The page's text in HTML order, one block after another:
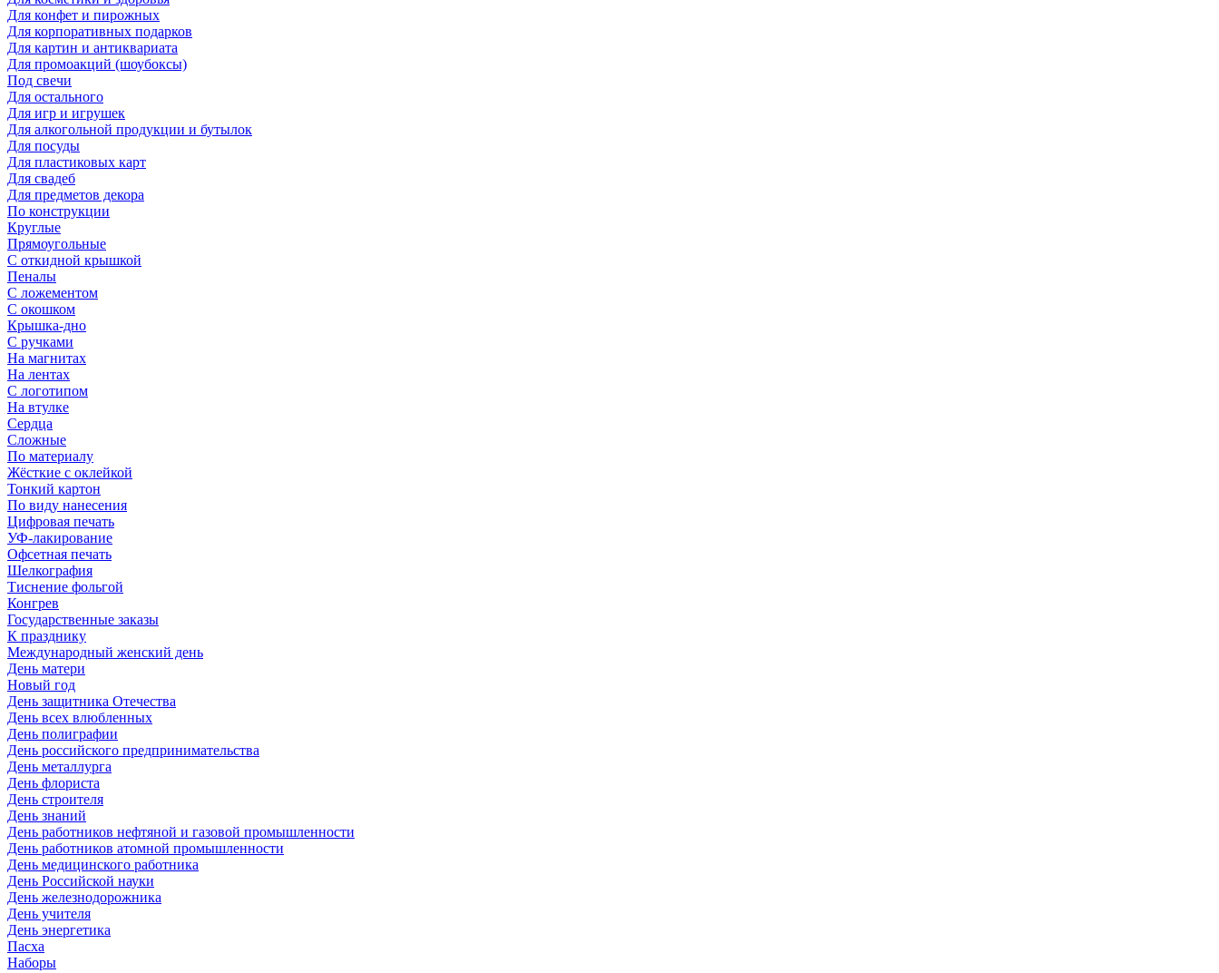
Для конфет и пирожных
Для корпоративных подарков
Для картин и антиквариата
Для промоакций (шоубоксы)
Под свечи
Для остального
Для игр и игрушек
Для алкогольной продукции и бутылок
Для посуды
Для пластиковых карт
Для свадеб
Для предметов декора
По конструкции
Круглые
Прямоугольные
С откидной крышкой
Пеналы
С ложементом
С окошком
Крышка-дно
С ручками
На магнитах
На лентах
С логотипом
На втулке
Сердца
Сложные
По материалу
Жёсткие с оклейкой
Тонкий картон
По виду нанесения
Цифровая печать
УФ-лакирование
Офсетная печать
Шелкография
Тиснение фольгой
Конгрев
Государственные заказы
К празднику
Международный женский день
День матери
Новый год
День защитника Отечества
День всех влюбленных
День полиграфии
День российского предпринимательства
День металлурга
День флориста
День строителя
День знаний
День работников нефтяной и газовой промышленности
День работников атомной промышленности
День медицинского работника
День Российской науки
День железнодорожника
День учителя
День энергетика
Пасха
Наборы